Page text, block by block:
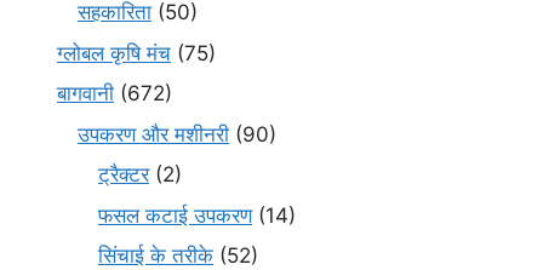
सहकारिता (50)
ग्लोबल कृषि मंच (75)
बागवानी (672)
उपकरण और मशीनरी (90)
ट्रैक्टर(2)
फसल कटाई उपकरण(14)
सिंचाई के तरीके (52)